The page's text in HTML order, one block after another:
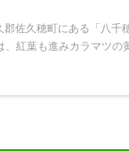
佐久穂町にある「八千
紅葉も進みカラマツの